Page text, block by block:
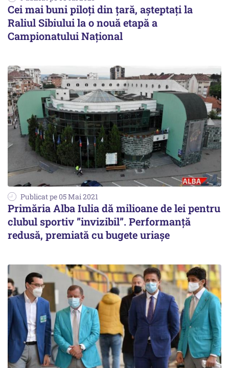
Cei mai buni piloţi din ţară, așteptați la
Raliul Sibiului la o nouă etapă a
Campionatului Naţional
Publicat pe 05 Mai 2021
Primăria Alba Iulia dă milioane de lei pentru
clubul sportiv ”invizibil”. Performanță
redusă, premiată cu bugete uriașe